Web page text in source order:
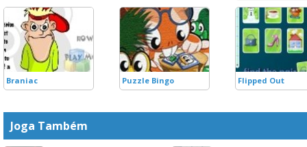
Braniac Puzzle Bingo Flipped Out
Joga Também